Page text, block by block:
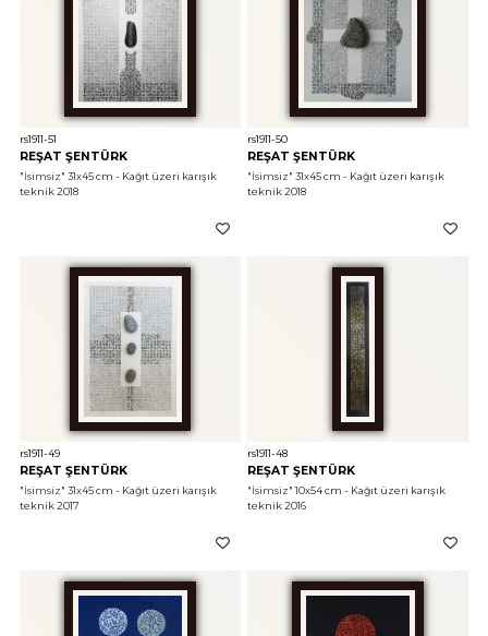
rs1911-51
REŞAT ŞENTÜRK
"İsimsiz" 31x45 cm - Kağıt üzeri karışık
teknik 2018
rs1911-50
REŞAT ŞENTÜRK
"İsimsiz" 31x45 cm - Kağıt üzeri karışık
teknik 2018
rs1911-49
REŞAT ŞENTÜRK
"İsimsiz" 31x45 cm - Kağıt üzeri karışık
teknik 2017
rs1911-48
REŞAT ŞENTÜRK
"İsimsiz" 10x54 cm - Kağıt üzeri karışık
teknik 2016